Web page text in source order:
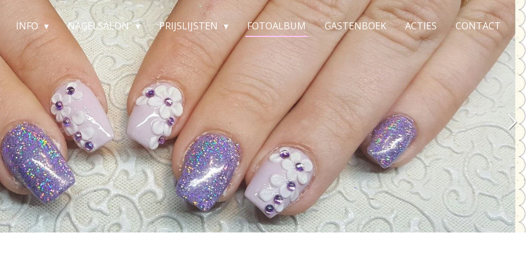
INFO NAGELSALON PRIJSLIJSTEN FOTOALBUM GASTENBOEK ACTIES CONTACT